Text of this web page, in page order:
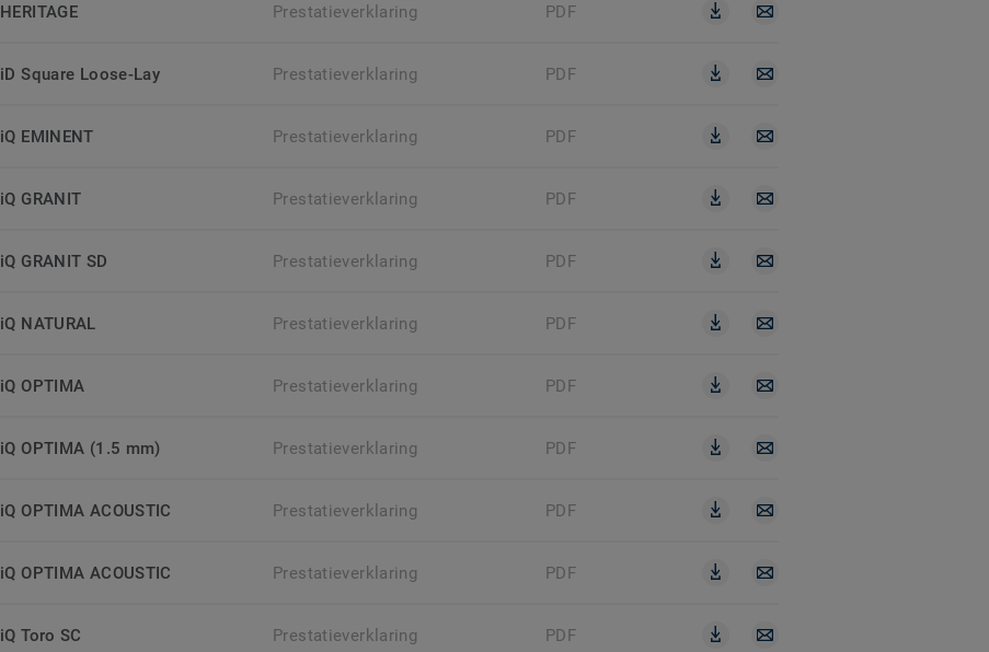
HERITAGE Prestatieverklaring PDF
iD Square Loose-Lay Prestatieverklaring PDF
iQ EMINENT Prestatieverklaring PDF
iQ GRANIT Prestatieverklaring PDF
iQ GRANIT SD Prestatieverklaring PDF
iQ NATURAL Prestatieverklaring PDF
iQ OPTIMA Prestatieverklaring PDF
iQ OPTIMA (1.5 mm) Prestatieverklaring PDF
iQ OPTIMA ACOUSTIC Prestatieverklaring PDF
iQ OPTIMA ACOUSTIC Prestatieverklaring PDF
iQ Toro SC Prestatieverklaring PDF